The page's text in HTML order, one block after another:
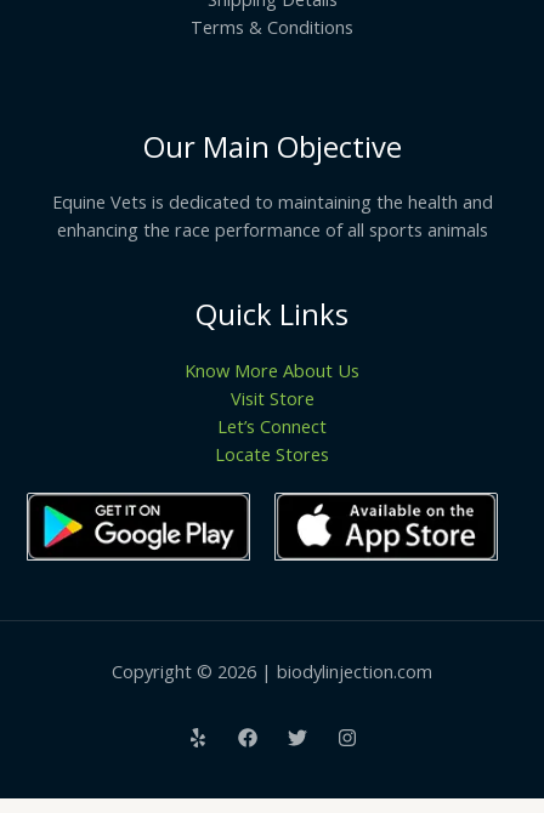
Terms & Conditions
Our Main Objective
Equine Vets is dedicated to maintaining the health and
enhancing the race performance of all sports animals
Quick Links
Know More About Us
Visit Store
Let’s Connect
Locate Stores
Copyright © 2026 | biodylinjection.com